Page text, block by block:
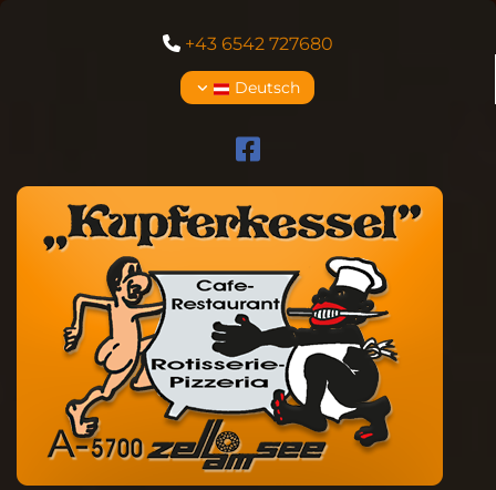
 +43 6542 727680
Deutsch